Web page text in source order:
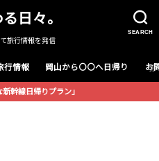
SEARCH
日々。
旅行情報を発信
行情報 岡山から〇〇へ日帰り お
幹線日帰りプラン」